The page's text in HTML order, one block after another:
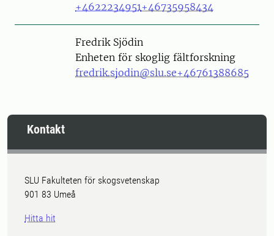
+4622234951+46735958434
PersonFredrik Sjödin
Enheten för skoglig fältforskning
fredrik.sjodin@slu.se+46761388685
Kontakt
SLU Fakulteten för skogsvetenskap
901 83 Umeå
Hitta hit